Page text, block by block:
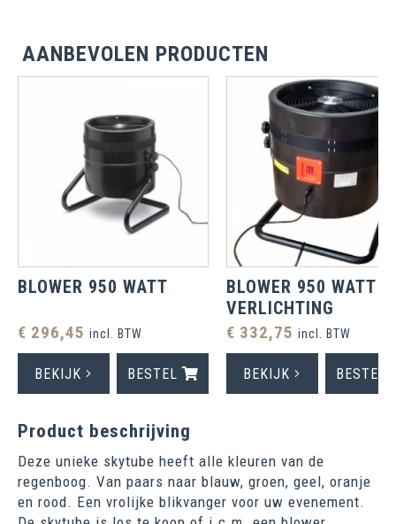
AANBEVOLEN PRODUCTEN
BLOWER 950 WATT
€ 296,45 incl. BTW
BEKIJK BESTEL
BLOWER 950 WATT
VERLICHTING
€ 332,75 incl. BTW
BEKIJK BESTEL
Product beschrijving
Deze unieke skytube heeft alle kleuren van de
regenboog. Van paars naar blauw, groen, geel, oranje
en rood. Een vrolijke blikvanger voor uw evenement.